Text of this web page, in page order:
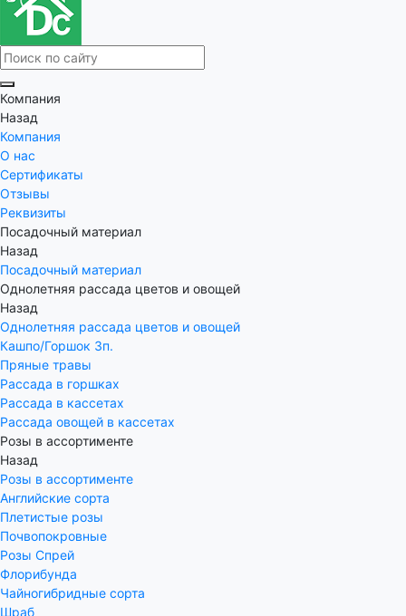
Компания
Назад
Компания
О нас
Сертификаты
Отзывы
Реквизиты
Посадочный материал
Назад
Посадочный материал
Однолетняя рассада цветов и овощей
Назад
Однолетняя рассада цветов и овощей
Кашпо/Горшок 3п.
Пряные травы
Рассада в горшках
Рассада в кассетах
Рассада овощей в кассетах
Розы в ассортименте
Назад
Розы в ассортименте
Английские сорта
Плетистые розы
Почвопокровные
Розы Спрей
Флорибунда
Чайногибридные сорта
Шраб